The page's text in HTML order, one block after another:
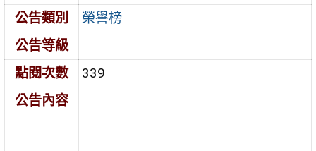
公告類別
榮譽榜
公告等級
點閱次數
339
公告內容